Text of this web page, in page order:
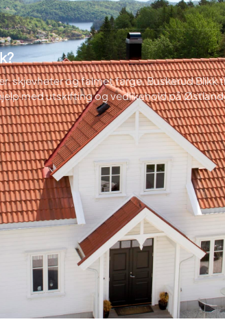
skjevheter og falmet farge. Buskerud Blikk
med utskifting og vedlikehold på